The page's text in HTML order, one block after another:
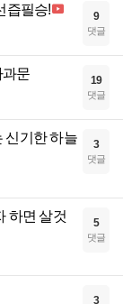
즙필승! 9
댓글
과문 19
댓글
신기한 하늘
3
댓글
하면 살것
5
댓글
3